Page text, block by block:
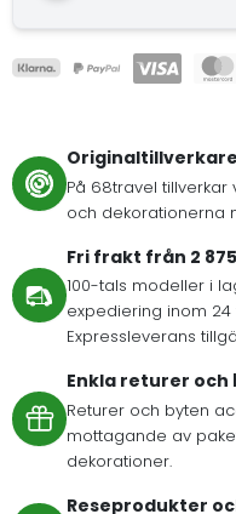
Originaltillverkare
På 68travel
och dekorationerna
Fri frakt från 2
100-tals modeller i
expediering inom
Expressleverans
Enkla returer och
Returer och byten
mottagande av
dekorationer.
Reseprodukter